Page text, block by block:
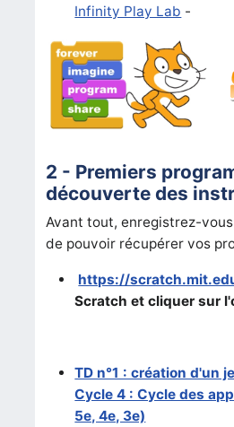
Infinity Play Lab -
2 - Premiers
découverte des
Avant tout, enregistrez-
de pouvoir récupérer vos
https://
Scratch et cliquer sur
TD n°1 : création d'un
Cycle 4 : Cycle des
5e, 4e, 3e)